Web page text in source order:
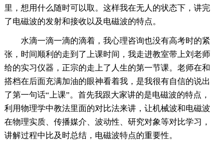
里，想用什么随时可以取。这样我在无人的状态下，讲完
了电磁波的发射和接收以及电磁波的特点。
水滴一滴一滴的滴着，我心理咨询也没有高考时的紧
张，时间顺利的走到了上课时间，我走进教室带上刘老师
给的实习仪器，正宗的走上了人生的第一节课。老师在和
搭档在后面充满加油的眼神看着我，是我很有自信的说出
了第一句话“上课”。首先我跟大家讲的是电磁波的特点，
利用物理学中教法里面的对比法来讲，让机械波和电磁波
在物理实质、传播媒介、波动性、研究对象等对比学习，
讲解过程中比及时总结，电磁波特点的重要性。